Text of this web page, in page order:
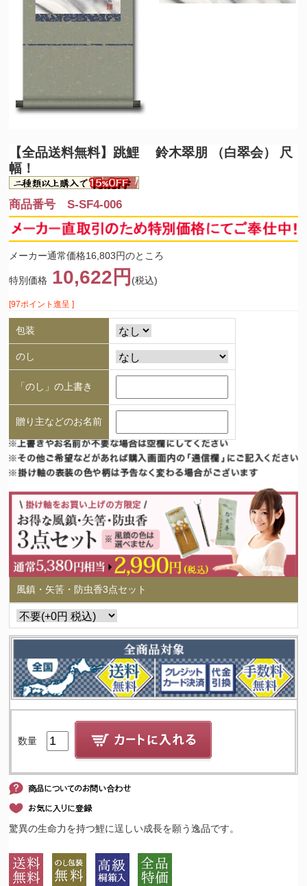
【全品送料無料】 跳鯉 鈴木翠朋 （白翠会） 尺
幅！
商品番号 S-SF4-006
メーカー通常価格16,803円のところ
特別価格 10,622円 (税込)
[97ポイント進呈 ]
包装
のし
「のし」の上書き
贈り主などのお名前
風鎮・矢筈・防虫香3点セット
数量
驚異の生命力を持つ鯉に逞しい成長を願う逸品です。